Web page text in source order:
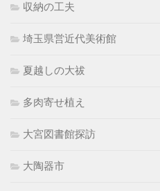
収納の工夫
埼玉県営近代美術館
夏越しの大祓
多肉寄せ植え
大宮図書館探訪
大陶器市